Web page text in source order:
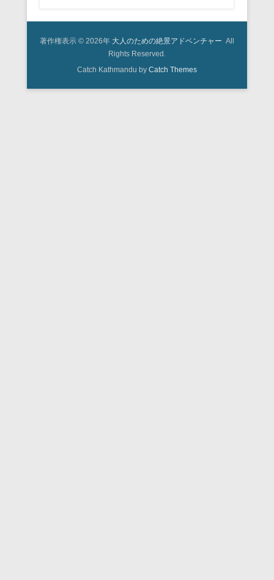
著作権表示 © 2026年 大人のための絶景アドベンチャー All
Rights Reserved.
Catch Kathmandu by Catch Themes